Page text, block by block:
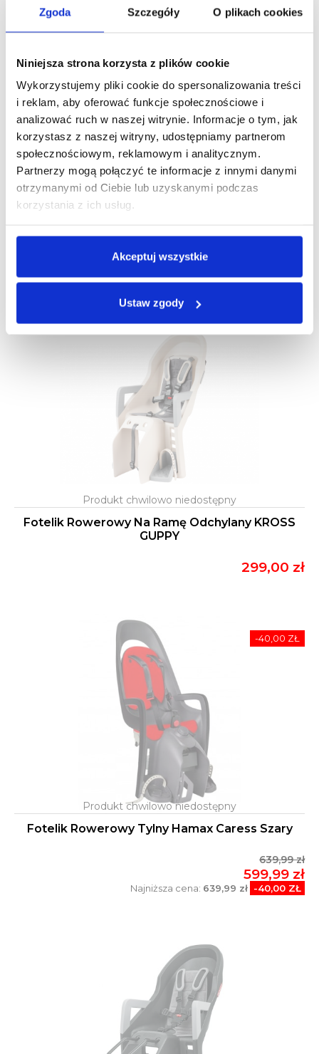
Zgoda Szczegóły O plikach cookies
Niniejsza strona korzysta z plików cookie
Wykorzystujemy pliki cookie do spersonalizowania treści
i reklam, aby oferować funkcje społecznościowe i
analizować ruch w naszej witrynie. Informacje o tym, jak
korzystasz z naszej witryny, udostępniamy partnerom
społecznościowym, reklamowym i analitycznym.
Partnerzy mogą połączyć te informacje z innymi danymi
otrzymanymi od Ciebie lub uzyskanymi podczas
korzystania z ich usług.
Akceptuj wszystkie
Ustaw zgody
Fotelik Rowerowy Na Ramę Odchylany KROSS
GUPPY
299,00 zł
Fotelik Rowerowy Tylny Hamax Caress Szary
639,99 zł
599,99 zł
Najniższa cena: 639,99 zł -40,00 ZŁ
-40,00 ZŁ